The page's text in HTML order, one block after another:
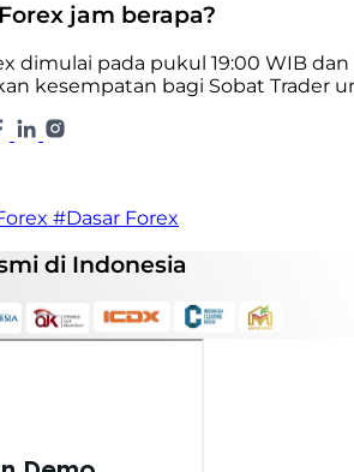
jam berapa?
dimulai pada pukul 19:00 WIB
kesempatan bagi Sobat Trader
#Dasar Forex
di Indonesia